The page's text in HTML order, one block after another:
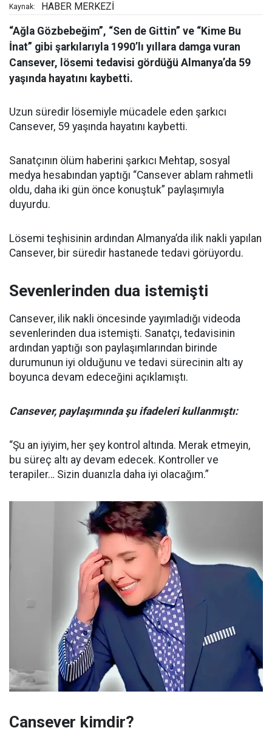
Kaynak: HABER MERKEZİ
“Ağla Gözbebeğim”, “Sen de Gittin” ve “Kime Bu
İnat” gibi şarkılarıyla 1990’lı yıllara damga vuran
Cansever, lösemi tedavisi gördüğü Almanya’da 59
yaşında hayatını kaybetti.
Uzun süredir lösemiyle mücadele eden şarkıcı
Cansever, 59 yaşında hayatını kaybetti.
Sanatçının ölüm haberini şarkıcı Mehtap, sosyal
medya hesabından yaptığı “Cansever ablam rahmetli
oldu, daha iki gün önce konuştuk” paylaşımıyla
duyurdu.
Lösemi teşhisinin ardından Almanya’da ilik nakli yapılan
Cansever, bir süredir hastanede tedavi görüyordu.
Sevenlerinden dua istemişti
Cansever, ilik nakli öncesinde yayımladığı videoda
sevenlerinden dua istemişti. Sanatçı, tedavisinin
ardından yaptığı son paylaşımlarından birinde
durumunun iyi olduğunu ve tedavi sürecinin altı ay
boyunca devam edeceğini açıklamıştı.
Cansever, paylaşımında şu ifadeleri kullanmıştı:
“Şu an iyiyim, her şey kontrol altında. Merak etmeyin,
bu süreç altı ay devam edecek. Kontroller ve
terapiler… Sizin duanızla daha iyi olacağım.”
Cansever kimdir?